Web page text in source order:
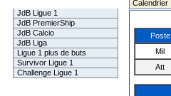
JdB Ligue 1
JdB PremierShip
JdB Calcio
JdB Liga
Ligue 1 plus de buts
Survivor Ligue 1
Challenge Ligue 1
Calendrier
Poste
Mil
Att